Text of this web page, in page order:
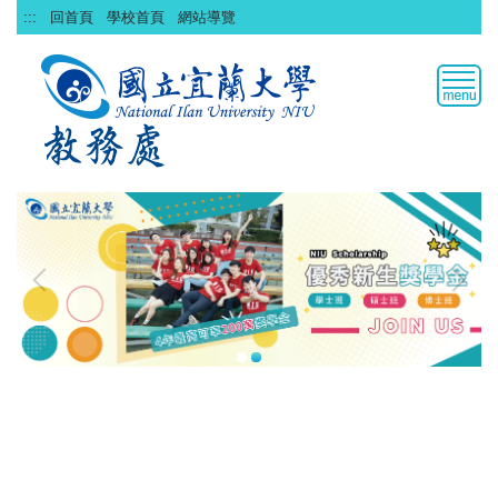
跳
到
::: 回首頁 學校首頁 網站導覽